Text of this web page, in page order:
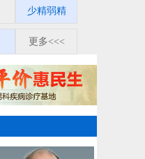
少精弱精
更多<<<